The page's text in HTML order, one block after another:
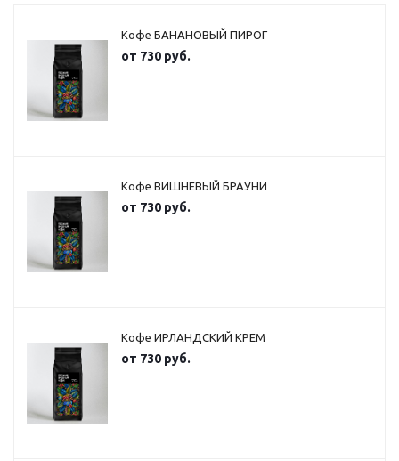
Кофе БАНАНОВЫЙ ПИРОГ
от 730 руб.
Кофе ВИШНЕВЫЙ БРАУНИ
от 730 руб.
Кофе ИРЛАНДСКИЙ КРЕМ
от 730 руб.